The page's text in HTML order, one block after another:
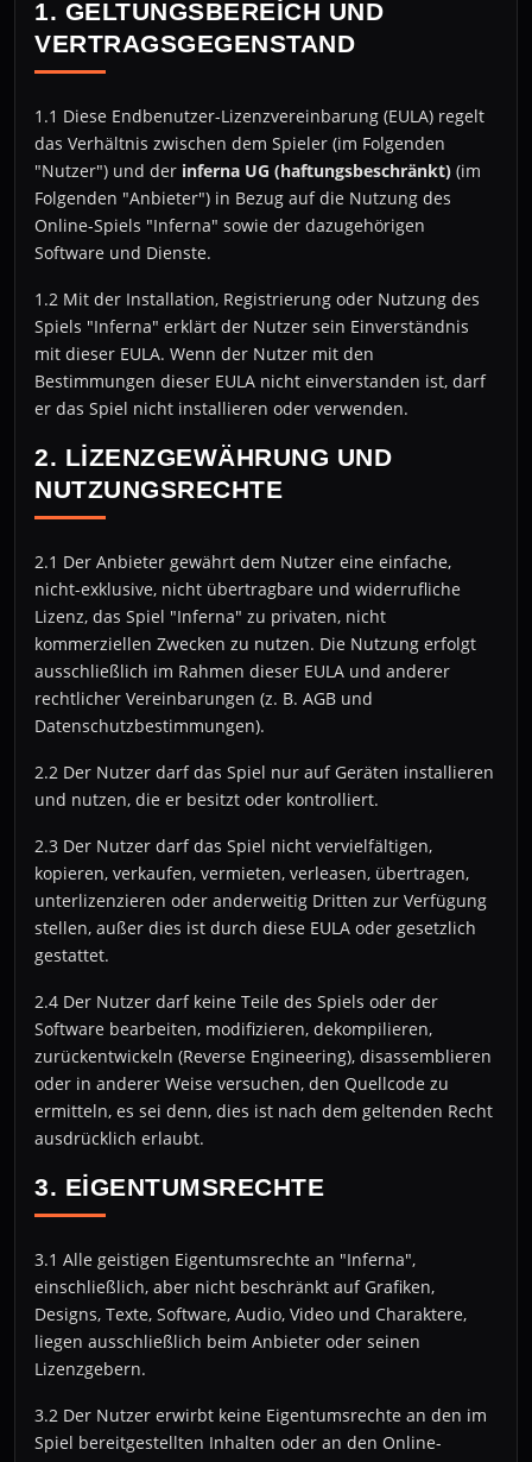
1. GELTUNGSBEREICH UND
VERTRAGSGEGENSTAND
1.1 Diese Endbenutzer-Lizenzvereinbarung (EULA) regelt
das Verhältnis zwischen dem Spieler (im Folgenden
"Nutzer") und der inferna UG (haftungsbeschränkt) (im
Folgenden "Anbieter") in Bezug auf die Nutzung des
Online-Spiels "Inferna" sowie der dazugehörigen
Software und Dienste.
1.2 Mit der Installation, Registrierung oder Nutzung des
Spiels "Inferna" erklärt der Nutzer sein Einverständnis
mit dieser EULA. Wenn der Nutzer mit den
Bestimmungen dieser EULA nicht einverstanden ist, darf
er das Spiel nicht installieren oder verwenden.
2. LIZENZGEWÄHRUNG UND
NUTZUNGSRECHTE
2.1 Der Anbieter gewährt dem Nutzer eine einfache,
nicht-exklusive, nicht übertragbare und widerrufliche
Lizenz, das Spiel "Inferna" zu privaten, nicht
kommerziellen Zwecken zu nutzen. Die Nutzung erfolgt
ausschließlich im Rahmen dieser EULA und anderer
rechtlicher Vereinbarungen (z. B. AGB und
Datenschutzbestimmungen).
2.2 Der Nutzer darf das Spiel nur auf Geräten installieren
und nutzen, die er besitzt oder kontrolliert.
2.3 Der Nutzer darf das Spiel nicht vervielfältigen,
kopieren, verkaufen, vermieten, verleasen, übertragen,
unterlizenzieren oder anderweitig Dritten zur Verfügung
stellen, außer dies ist durch diese EULA oder gesetzlich
gestattet.
2.4 Der Nutzer darf keine Teile des Spiels oder der
Software bearbeiten, modifizieren, dekompilieren,
zurückentwickeln (Reverse Engineering), disassemblieren
oder in anderer Weise versuchen, den Quellcode zu
ermitteln, es sei denn, dies ist nach dem geltenden Recht
ausdrücklich erlaubt.
3. EIGENTUMSRECHTE
3.1 Alle geistigen Eigentumsrechte an "Inferna",
einschließlich, aber nicht beschränkt auf Grafiken,
Designs, Texte, Software, Audio, Video und Charaktere,
liegen ausschließlich beim Anbieter oder seinen
Lizenzgebern.
3.2 Der Nutzer erwirbt keine Eigentumsrechte an den im
Spiel bereitgestellten Inhalten oder an den Online-